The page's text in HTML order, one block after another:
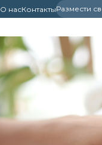
О насКонтактыРазмести